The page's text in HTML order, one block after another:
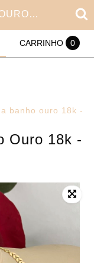
CHOCKER ESCAMA BANHO OURO 18K - CH0044
CARRINHO 0
banho ouro 18k -
Ouro 18k -